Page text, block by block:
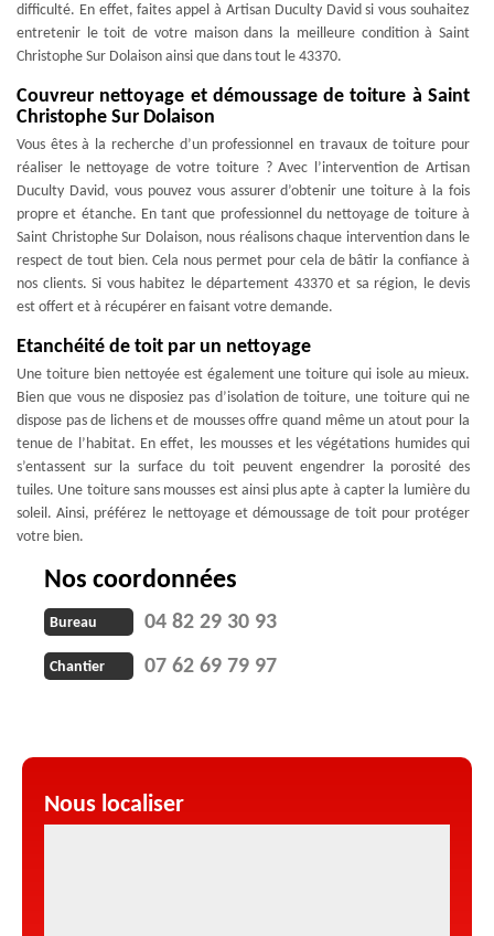
difficulté. En effet, faites appel à Artisan Duculty David si vous souhaitez
entretenir le toit de votre maison dans la meilleure condition à Saint
Christophe Sur Dolaison ainsi que dans tout le 43370.
Couvreur nettoyage et démoussage de toiture à Saint
Christophe Sur Dolaison
Vous êtes à la recherche d’un professionnel en travaux de toiture pour
réaliser le nettoyage de votre toiture ? Avec l’intervention de Artisan
Duculty David, vous pouvez vous assurer d’obtenir une toiture à la fois
propre et étanche. En tant que professionnel du nettoyage de toiture à
Saint Christophe Sur Dolaison, nous réalisons chaque intervention dans le
respect de tout bien. Cela nous permet pour cela de bâtir la confiance à
nos clients. Si vous habitez le département 43370 et sa région, le devis
est offert et à récupérer en faisant votre demande.
Etanchéité de toit par un nettoyage
Une toiture bien nettoyée est également une toiture qui isole au mieux.
Bien que vous ne disposiez pas d’isolation de toiture, une toiture qui ne
dispose pas de lichens et de mousses offre quand même un atout pour la
tenue de l’habitat. En effet, les mousses et les végétations humides qui
s’entassent sur la surface du toit peuvent engendrer la porosité des
tuiles. Une toiture sans mousses est ainsi plus apte à capter la lumière du
soleil. Ainsi, préférez le nettoyage et démoussage de toit pour protéger
votre bien.
Nos coordonnées
Bureau 04 82 29 30 93
Chantier 07 62 69 79 97
Nous localiser